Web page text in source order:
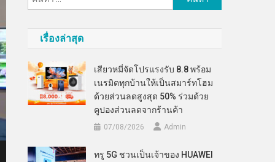
สำหรับ:
เรื่องล่าสุด
เสียวหมี่จัดโปรแรงรับ 8.8 พร้อม
เนรมิตทุกบ้านให้เป็นสมาร์ทโฮม
ด้วยส่วนลดสูงสุด 50% ร่วมด้วย
คูปองส่วนลดจากร้านค้า
07/08/2026 Admin
ทรู 5G ชวนเป็นเจ้าของ HUAWEI